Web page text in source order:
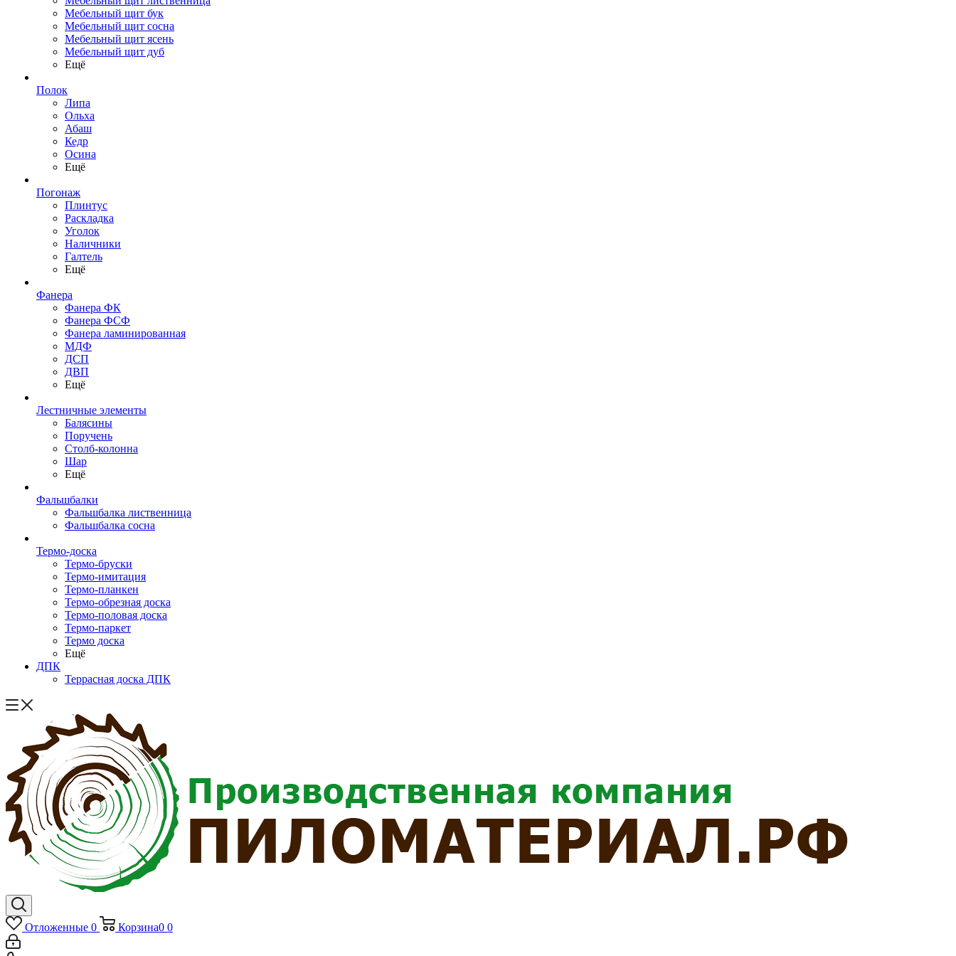
Мебельный щит бук
Мебельный щит сосна
Мебельный щит ясень
Мебельный щит дуб
Ещё
Полок
Липа
Ольха
Абаш
Кедр
Осина
Ещё
Погонаж
Плинтус
Раскладка
Уголок
Наличники
Галтель
Ещё
Фанера
Фанера ФК
Фанера ФСФ
Фанера ламинированная
МДФ
ДСП
ДВП
Ещё
Лестничные элементы
Балясины
Поручень
Столб-колонна
Шар
Ещё
Фальшбалки
Фальшбалка лиственница
Фальшбалка сосна
Термо-доска
Термо-бруски
Термо-имитация
Термо-планкен
Термо-обрезная доска
Термо-половая доска
Термо-паркет
Термо доска
Ещё
ДПК
Террасная доска ДПК
Отложенные 0 Корзина0 0